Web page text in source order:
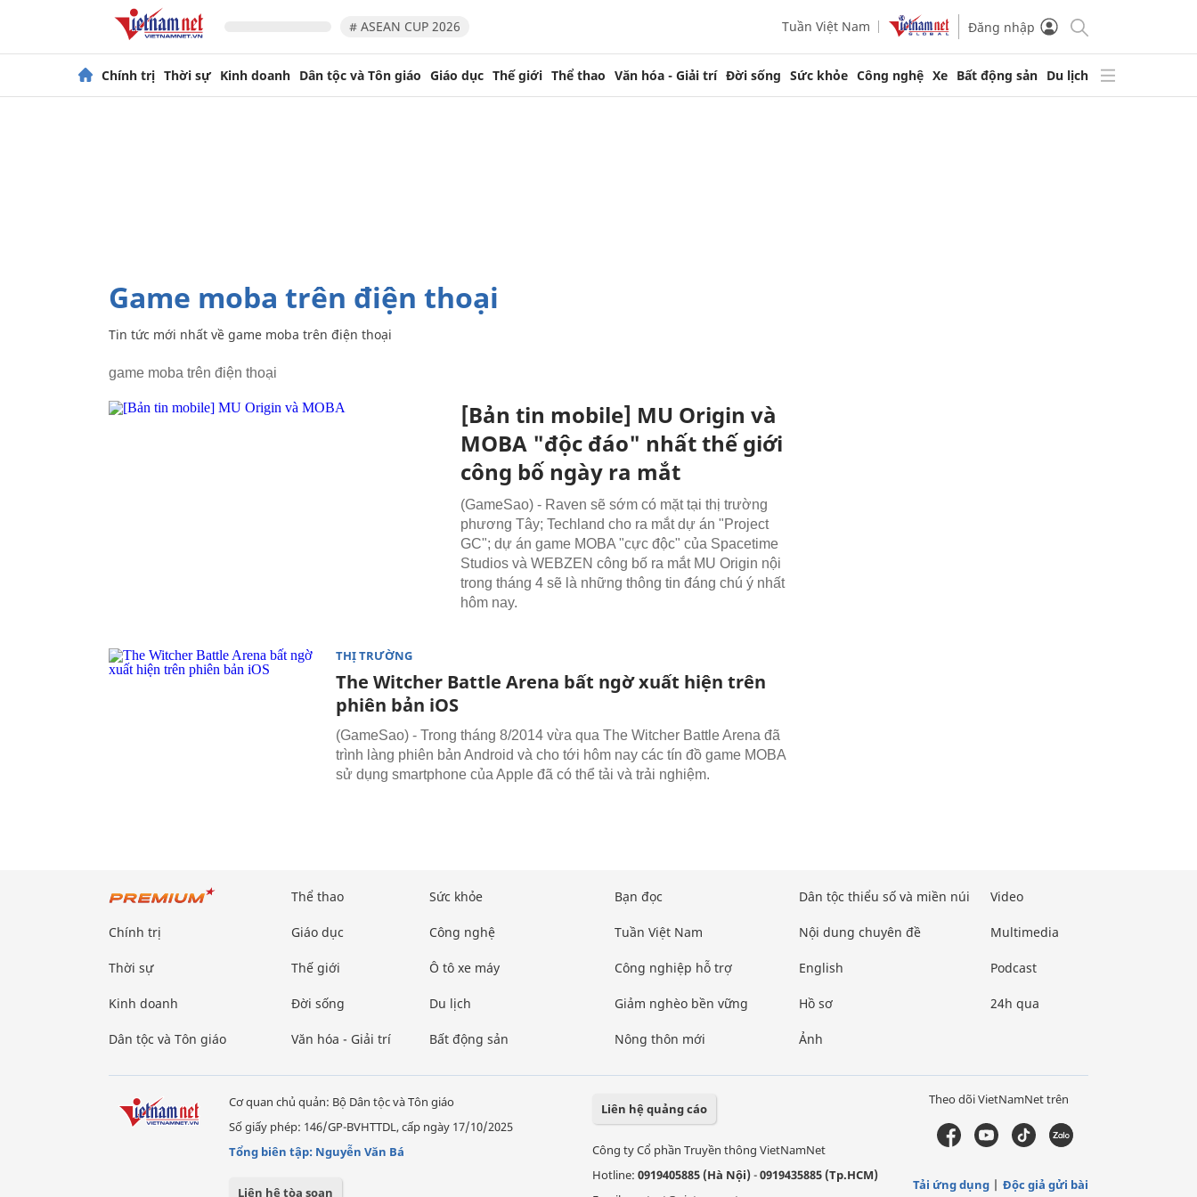
# ASEAN CUP 2026 Tuần Việt Nam Đăng nhập
Chính trị Thời sự Kinh doanh Dân tộc và Tôn giáo Giáo dục Thế giới Thể thao Văn hóa - Giải trí Đời sống Sức khỏe Công nghệ Xe Bất động sản Du lịch
game moba trên điện thoại
Tin tức mới nhất về game moba trên điện thoại
game moba trên điện thoại
[Bản tin mobile] MU Origin và
MOBA "độc đáo" nhất thế giới
công bố ngày ra mắt
(GameSao) - Raven sẽ sớm có mặt tại thị trường
phương Tây; Techland cho ra mắt dự án "Project
GC"; dự án game MOBA "cực độc" của Spacetime
Studios và WEBZEN công bố ra mắt MU Origin nội
trong tháng 4 sẽ là những thông tin đáng chú ý nhất
hôm nay.
THỊ TRƯỜNG
The Witcher Battle Arena bất ngờ xuất hiện trên
phiên bản iOS
(GameSao) - Trong tháng 8/2014 vừa qua The Witcher Battle Arena đã
trình làng phiên bản Android và cho tới hôm nay các tín đồ game MOBA
sử dụng smartphone của Apple đã có thể tải và trải nghiệm.
Chính trị
Thời sự
Kinh doanh
Dân tộc và Tôn giáo
Thể thao
Giáo dục
Thế giới
Đời sống
Văn hóa - Giải trí
Sức khỏe
Công nghệ
Ô tô xe máy
Du lịch
Bất động sản
Bạn đọc
Tuần Việt Nam
Công nghiệp hỗ trợ
Giảm nghèo bền vững
Nông thôn mới
Dân tộc thiểu số và miền núi
Nội dung chuyên đề
English
Hồ sơ
Ảnh
Video
Multimedia
Podcast
24h qua
Cơ quan chủ quản: Bộ Dân tộc và Tôn giáo
Số giấy phép: 146/GP-BVHTTDL, cấp ngày 17/10/2025
Tổng biên tập: Nguyễn Văn Bá
Liên hệ tòa soạn
Liên hệ quảng cáo
Công ty Cổ phần Truyền thông VietNamNet
Hotline: 0919405885 (Hà Nội)-0919435885 (Tp.HCM)
Theo dõi VietNamNet trên
Tải ứng dụng Độc giả gửi bài